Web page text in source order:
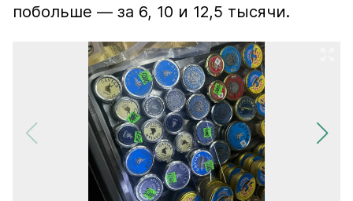
побольше — за 6, 10 и 12,5 тысячи.